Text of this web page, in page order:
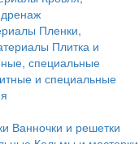
Пленки,
Плитка и
специальные
и специальные
Ванночки и решетки